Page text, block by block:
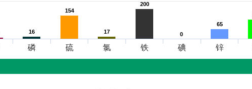
16
16
154
154
17
17
200
200
0
0
65
65
磷 硫 氯 铁 碘 锌